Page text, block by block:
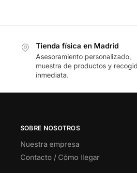
Tienda física en Madrid
Asesoramiento personalizado,
muestra de productos y
inmediata.
SOBRE NOSOTROS
Nuestra empresa
Contacto / Cómo llegar